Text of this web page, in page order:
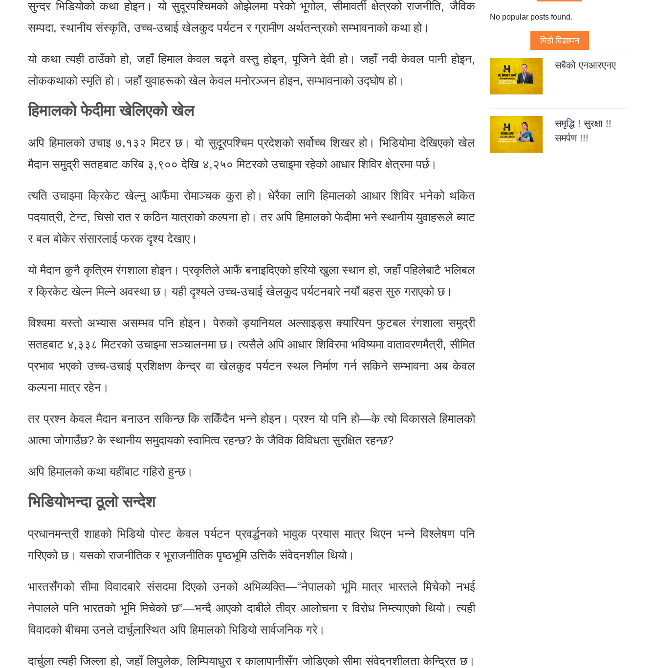
सुन्दर भिडियोको कथा होइन। यो सुदूरपश्चिमको ओझेलमा परेको भूगोल, सीमावर्ती क्षेत्रको राजनीति, जैविक
सम्पदा, स्थानीय संस्कृति, उच्च-उचाई खेलकुद पर्यटन र ग्रामीण अर्थतन्त्रको सम्भावनाको कथा हो।
यो कथा त्यही ठाउँको हो, जहाँ हिमाल केवल चढ्ने वस्तु होइन, पूजिने देवी हो। जहाँ नदी केवल पानी होइन,
लोककथाको स्मृति हो। जहाँ युवाहरूको खेल केवल मनोरञ्जन होइन, सम्भावनाको उद्घोष हो।
हिमालको फेदीमा खेलिएको खेल
अपि हिमालको उचाइ ७,१३२ मिटर छ। यो सुदूरपश्चिम प्रदेशको सर्वोच्च शिखर हो। भिडियोमा देखिएको खेल
मैदान समुद्री सतहबाट करिब ३,९०० देखि ४,२५० मिटरको उचाइमा रहेको आधार शिविर क्षेत्रमा पर्छ।
त्यति उचाइमा क्रिकेट खेल्नु आफैंमा रोमाञ्चक कुरा हो। धेरैका लागि हिमालको आधार शिविर भनेको थकित
पदयात्री, टेन्ट, चिसो रात र कठिन यात्राको कल्पना हो। तर अपि हिमालको फेदीमा भने स्थानीय युवाहरूले ब्याट
र बल बोकेर संसारलाई फरक दृश्य देखाए।
यो मैदान कुनै कृत्रिम रंगशाला होइन। प्रकृतिले आफैं बनाइदिएको हरियो खुला स्थान हो, जहाँ पहिलेबाटै भलिबल
र क्रिकेट खेल्न मिल्ने अवस्था छ। यही दृश्यले उच्च-उचाई खेलकुद पर्यटनबारे नयाँ बहस सुरु गराएको छ।
विश्वमा यस्तो अभ्यास असम्भव पनि होइन। पेरुको ड्यानियल अल्साइड्स क्यारियन फुटबल रंगशाला समुद्री
सतहबाट ४,३३८ मिटरको उचाइमा सञ्चालनमा छ। त्यसैले अपि आधार शिविरमा भविष्यमा वातावरणमैत्री, सीमित
प्रभाव भएको उच्च-उचाई प्रशिक्षण केन्द्र वा खेलकुद पर्यटन स्थल निर्माण गर्न सकिने सम्भावना अब केवल
कल्पना मात्र रहेन।
तर प्रश्न केवल मैदान बनाउन सकिन्छ कि सकिँदैन भन्ने होइन। प्रश्न यो पनि हो—के त्यो विकासले हिमालको
आत्मा जोगाउँछ? के स्थानीय समुदायको स्वामित्व रहन्छ? के जैविक विविधता सुरक्षित रहन्छ?
अपि हिमालको कथा यहींबाट गहिरो हुन्छ।
भिडियोभन्दा ठूलो सन्देश
प्रधानमन्त्री शाहको भिडियो पोस्ट केवल पर्यटन प्रवर्द्धनको भावुक प्रयास मात्र थिएन भन्ने विश्लेषण पनि
गरिएको छ। यसको राजनीतिक र भूराजनीतिक पृष्ठभूमि उत्तिकै संवेदनशील थियो।
भारतसँगको सीमा विवादबारे संसदमा दिएको उनको अभिव्यक्ति—“नेपालको भूमि मात्र भारतले मिचेको नभई
नेपालले पनि भारतको भूमि मिचेको छ”—भन्दै आएको दाबीले तीव्र आलोचना र विरोध निम्त्याएको थियो। त्यही
विवादको बीचमा उनले दार्चुलास्थित अपि हिमालको भिडियो सार्वजनिक गरे।
दार्चुला त्यही जिल्ला हो, जहाँ लिपुलेक, लिम्पियाधुरा र कालापानीसँग जोडिएको सीमा संवेदनशीलता केन्द्रित छ।
No popular posts found.
मिठो विज्ञापन
सबैको एनआरएनए
समृद्धि ! सुरक्षा !!
समर्पण !!!